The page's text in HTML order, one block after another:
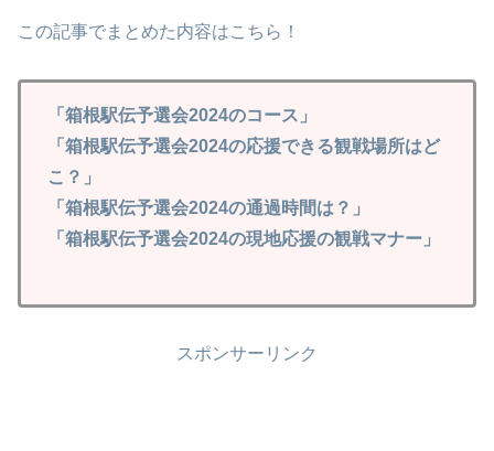
この記事でまとめた内容はこちら！
「箱根駅伝予選会2024のコース」
「箱根駅伝予選会2024の応援できる観戦場所はど
こ？」
「箱根駅伝予選会2024の通過時間は？」
「箱根駅伝予選会2024の現地応援の観戦マナー」
スポンサーリンク